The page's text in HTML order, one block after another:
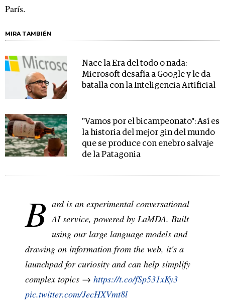
París.
MIRA TAMBIÉN
Nace la Era del todo o nada:
Microsoft desafía a Google y le da
batalla con la Inteligencia Artificial
"Vamos por el bicampeonato": Así es
la historia del mejor gin del mundo
que se produce con enebro salvaje
de la Patagonia
B ard is an experimental conversational
AI service, powered by LaMDA. Built
using our large language models and
drawing on information from the web, it's a
launchpad for curiosity and can help simplify
complex topics → https://t.co/fSp531xKy3
pic.twitter.com/JecHXVmt8l